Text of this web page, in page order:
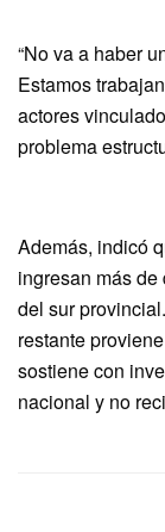
“No va a haber
Estamos
actores
problema
Además, indicó
ingresan más
del sur
restante
sostiene con
nacional y no